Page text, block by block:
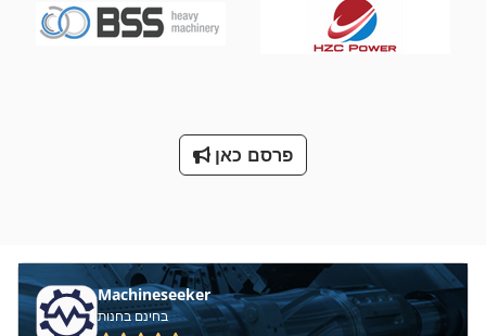
פרסם כאן
Machineseeker
בחינם בחנות